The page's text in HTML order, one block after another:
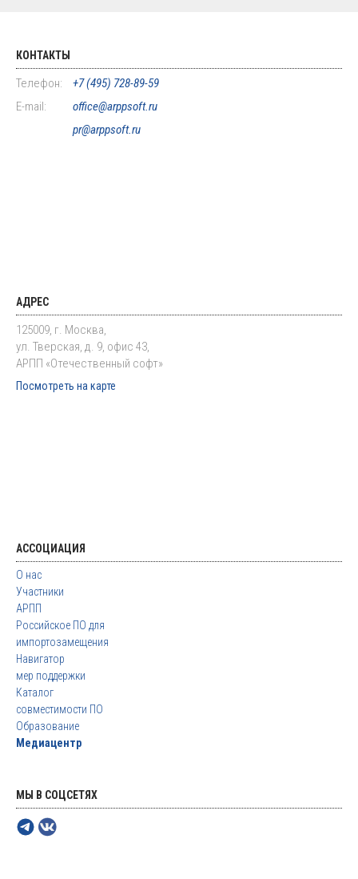
КОНТАКТЫ
Телефон:
+7 (495) 728-89-59
E-mail:
office@arppsoft.ru
pr@arppsoft.ru
АДРЕС
125009, г. Москва,
ул. Тверская, д. 9, офис 43,
АРПП «Отечественный софт»
Посмотреть на карте
АССОЦИАЦИЯ
О нас
Участники
АРПП
Российское ПО для
импортозамещения
Навигатор
мер поддержки
Каталог
совместимости ПО
Образование
Медиацентр
МЫ В СОЦСЕТЯХ